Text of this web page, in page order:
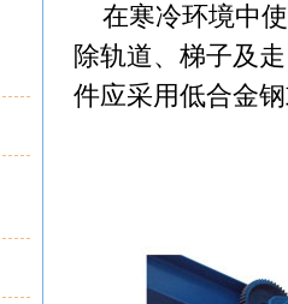
在寒冷环境中
除轨道、梯子及
件应采用低合金